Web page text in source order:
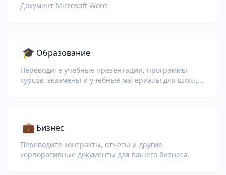
Документ Microsoft Word
🎓 Образование
Переводите учебные презентации, программы
курсов, экзамены и учебные материалы для школ,
💼 Бизнес
Переводите контракты, отчёты и другие
корпоративные документы для вашего бизнеса.